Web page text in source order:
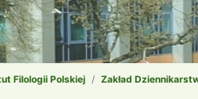
Filologii Polskiej Zakład